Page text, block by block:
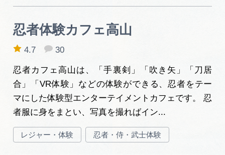
忍者体験カフェ高山
忍者カフェ高山は、「手裏剣」「吹き矢」「刀居
合」「VR体験」などの体験ができる、忍者をテー
マにした体験型エンターテイメントカフェです。 忍
者服に身をまとい、写真を撮ればイン...
レジャー・体験 忍者・侍・武士体験
4.7 30